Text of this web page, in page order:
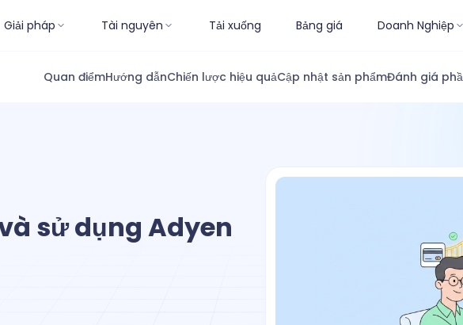
Giải pháp Tài nguyên Tải xuống Bảng giá Doanh Nghiệp
Quan điểmHướng dẫnChiến lược hiệu quảCập nhật sản phẩmĐánh giá
sử dụng Adyen